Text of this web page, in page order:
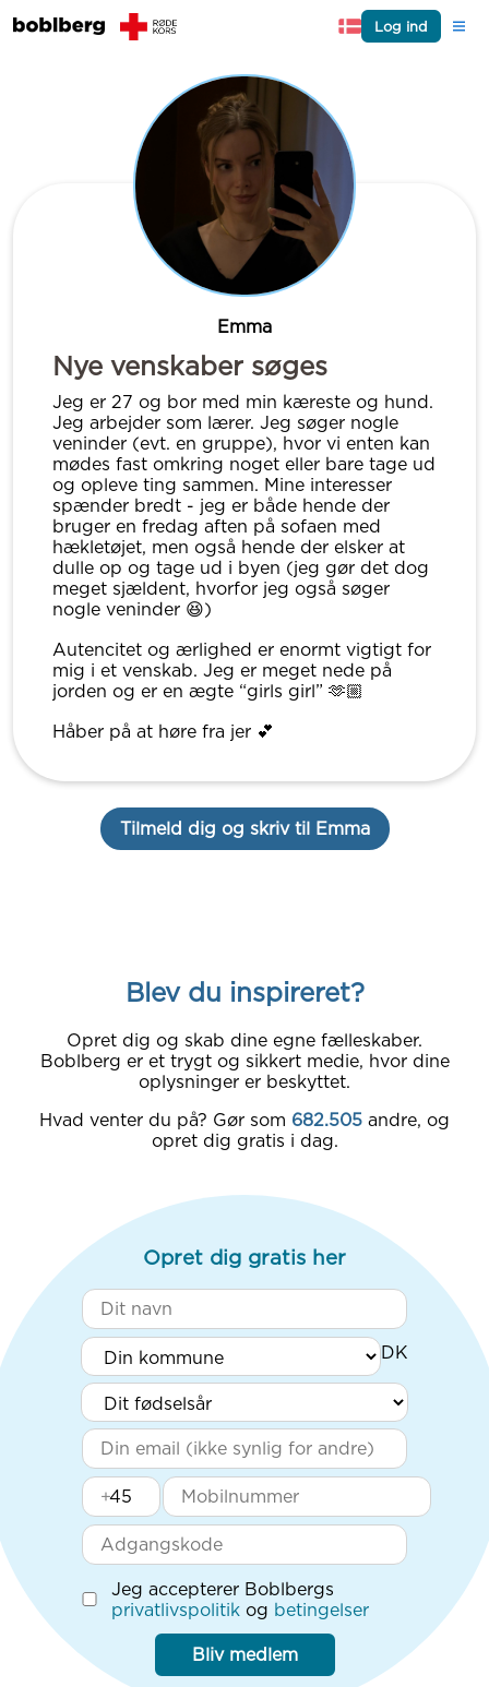
Log ind
Emma
Nye venskaber søges
Jeg er 27 og bor med min kæreste og hund.
Jeg arbejder som lærer. Jeg søger nogle
veninder (evt. en gruppe), hvor vi enten kan
mødes fast omkring noget eller bare tage ud
og opleve ting sammen. Mine interesser
spænder bredt - jeg er både hende der
bruger en fredag aften på sofaen med
hækletøjet, men også hende der elsker at
dulle op og tage ud i byen (jeg gør det dog
meget sjældent, hvorfor jeg også søger
nogle veninder 😆)
Autencitet og ærlighed er enormt vigtigt for
mig i et venskab. Jeg er meget nede på
jorden og er en ægte “girls girl” 🫶🏼
Håber på at høre fra jer 💕
Tilmeld dig og skriv til Emma
Blev du inspireret?
Opret dig og skab dine egne fælleskaber.
Boblberg er et trygt og sikkert medie, hvor dine
oplysninger er beskyttet.
Hvad venter du på? Gør som 682.505 andre, og
opret dig gratis i dag.
Opret dig gratis her
+
Jeg accepterer Boblbergs
privatlivspolitik og betingelser
Bliv medlem